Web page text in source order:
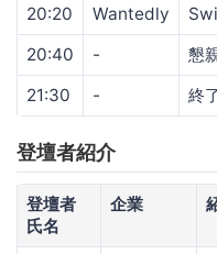
20:20
Wantedly
20:40
-
懇
21:30
- 終
登壇者紹介
登壇者
氏名
企業